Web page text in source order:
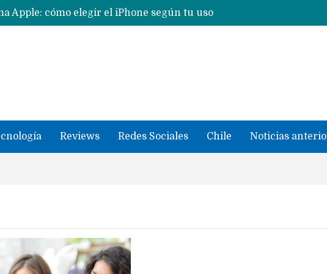
Apple: cómo elegir el iPhone según tu uso
Reviews Redes Sociales Chile Noticias